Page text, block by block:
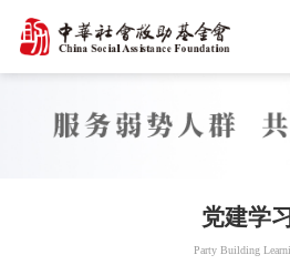
党建学习
Party Building